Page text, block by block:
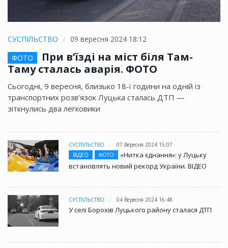
СУСПІЛЬСТВО
09 вересня 2024 18:12
ФОТО
При в’їзді на міст біля Там-
Таму сталась аварія. ФОТО
Сьогодні, 9 вересня, близько 18-ї години на одній із
транспортних розв’язок Луцька сталась ДТП —
зіткнулись два легковики
СУСПІЛЬСТВО
07 Вересня 2024 15:07
ВІДЕО
ФОТО
«Нитка єднання»: у Луцьку
встановлять новий рекорд України. ВІДЕО
СУСПІЛЬСТВО 04 Вересня 2024 16:48
У селі Борохів Луцького району сталася ДТП